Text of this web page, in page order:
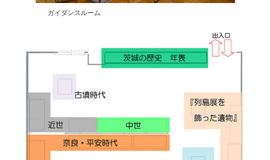
ガイダンスルーム